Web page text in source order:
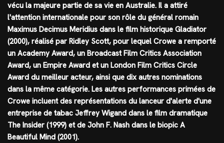
vécu la majeure partie de sa vie en Australie. Il a attiré
l'attention internationale pour son rôle du général romain
Maximus Decimus Meridius dans le film historique Gladiator
(2000), réalisé par Ridley Scott, pour lequel Crowe a remporté
un Academy Award, un Broadcast Film Critics Association
Award, un Empire Award et un London Film Critics Circle
Award du meilleur acteur, ainsi que dix autres nominations
dans la même catégorie. Les autres performances primées de
Crowe incluent des représentations du lanceur d'alerte d'une
entreprise de tabac Jeffrey Wigand dans le film dramatique
The Insider (1999) et de John F. Nash dans le biopic A
Beautiful Mind (2001).